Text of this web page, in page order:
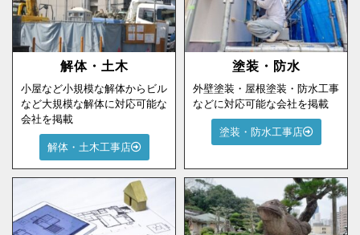
解体・土木
小屋など小規模な解体からビル
など大規模な解体に対応可能な
会社を掲載
解体・土木工事店
塗装・防水
外壁塗装・屋根塗装・防水工事
などに対応可能な会社を掲載
塗装・防水工事店